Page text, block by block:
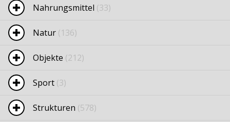
Nahrungsmittel (33)
Natur (136)
Objekte (212)
Sport (3)
Strukturen (578)